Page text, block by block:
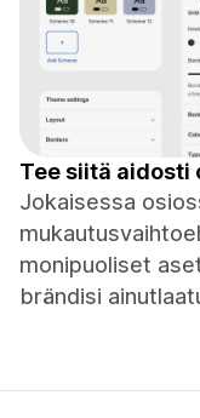
Tee siitä aidosti
Jokaisessa
monipuoliset
brändisi